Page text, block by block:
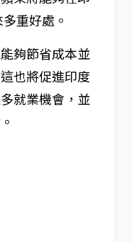
重好處。
夠節省成本並
也將促進印度
就業機會，並